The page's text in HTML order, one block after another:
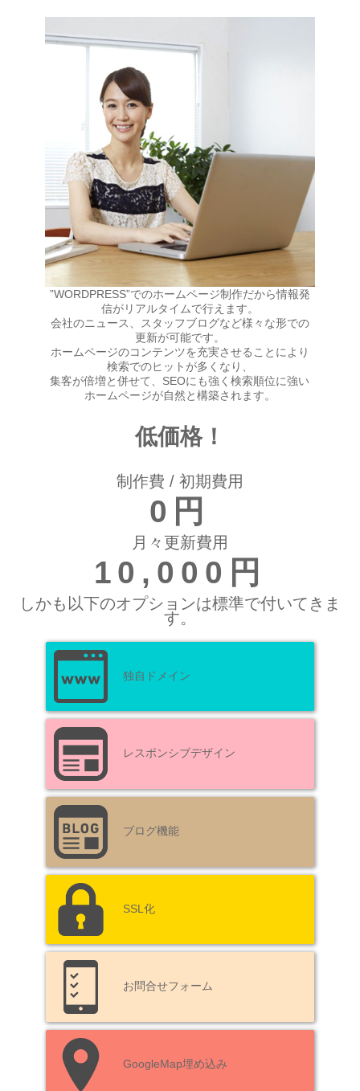
”WORDPRESS”でのホームページ制作だから情報発
信がリアルタイムで行えます。
会社のニュース、スタッフブログなど様々な形での
更新が可能です。
ホームページのコンテンツを充実させることにより
検索でのヒットが多くなり、
集客が倍増と併せて、SEOにも強く検索順位に強い
ホームページが自然と構築されます。
低価格！
制作費 / 初期費用
0円
月々更新費用
10,000円
しかも以下のオプションは標準で付いてきま
す。
独自ドメイン
レスポンシブデザイン
ブログ機能
SSL化
お問合せフォーム
GoogleMap埋め込み